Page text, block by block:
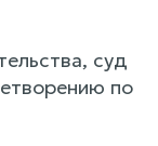
суд
по